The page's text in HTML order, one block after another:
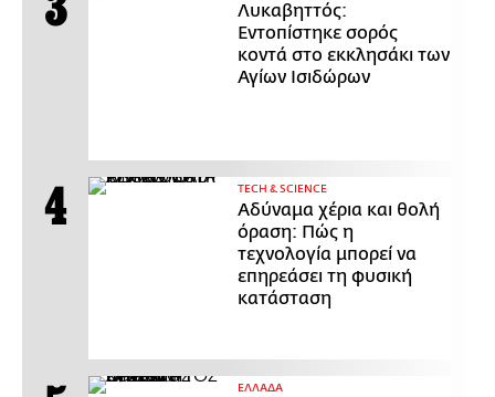
Λυκαβηττός:
Εντοπίστηκε σορός
κοντά στο εκκλησάκι των
Αγίων Ισιδώρων
ΤECH & SCIENCE
Αδύναμα χέρια και θολή
όραση: Πώς η
τεχνολογία μπορεί να
επηρεάσει τη φυσική
κατάσταση
ΕΛΛΑΔΑ